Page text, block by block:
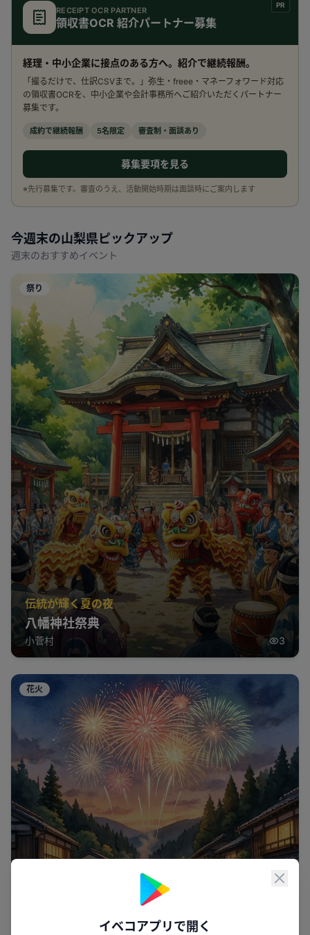
閉じ
イベコアプリで開く
PR
RECEIPT OCR PARTNER
領収書OCR 紹介パートナー募集
経理・中小企業に接点のある方へ。紹介で継続報酬。
「撮るだけで、仕訳CSVまで。」弥生・freee・マネーフォワード対応
の領収書OCRを、中小企業や会計事務所へご紹介いただくパートナー
募集です。
成約で継続報酬 5名限定 審査制・面談あり
募集要項を見る
※先行募集です。審査のうえ、活動開始時期は面談時にご案内します
今週末の山梨県 ピックアップ
週末のおすすめイベント
祭り
伝統が輝く夏の夜
八幡神社祭典
小菅村 3
花火